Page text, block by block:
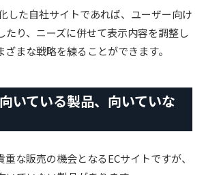
した自社サイトであれば、ユーザー向け
たり、ニーズに併せて表示内容を調整し
まな戦略を練ることができます。
いている製品、向いていな
な販売の機会となるECサイトですが、